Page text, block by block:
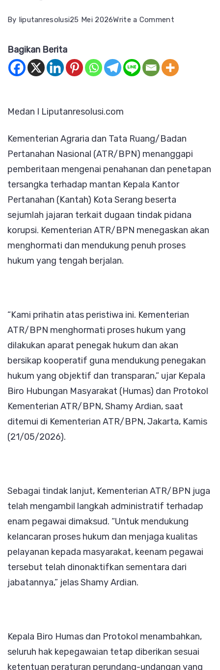
By liputanresolusi25 Mei 2026Write a Commenton
Tanggapi
Serang
Bagikan Berita
Medan I Liputanresolusi.com
Kementerian Agraria dan Tata Ruang/Badan
Pertanahan Nasional (ATR/BPN) menanggapi
pemberitaan mengenai penahanan dan penetapan
tersangka terhadap mantan Kepala Kantor
Pertanahan (Kantah) Kota Serang beserta
sejumlah jajaran terkait dugaan tindak pidana
korupsi. Kementerian ATR/BPN menegaskan akan
menghormati dan mendukung penuh proses
hukum yang tengah berjalan.
“Kami prihatin atas peristiwa ini. Kementerian
ATR/BPN menghormati proses hukum yang
dilakukan aparat penegak hukum dan akan
bersikap kooperatif guna mendukung penegakan
hukum yang objektif dan transparan,” ujar Kepala
Biro Hubungan Masyarakat (Humas) dan Protokol
Kementerian ATR/BPN, Shamy Ardian, saat
ditemui di Kementerian ATR/BPN, Jakarta, Kamis
(21/05/2026).
Sebagai tindak lanjut, Kementerian ATR/BPN juga
telah mengambil langkah administratif terhadap
enam pegawai dimaksud. “Untuk mendukung
kelancaran proses hukum dan menjaga kualitas
pelayanan kepada masyarakat, keenam pegawai
tersebut telah dinonaktifkan sementara dari
jabatannya,” jelas Shamy Ardian.
Kepala Biro Humas dan Protokol menambahkan,
seluruh hak kepegawaian tetap diberikan sesuai
ketentuan peraturan perundang-undangan yang